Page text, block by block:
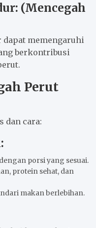
(Mencegah
memengaruhi
berkontribusi
Perut
dan cara:
porsi yang sesuai.
protein sehat, dan
makan berlebihan.